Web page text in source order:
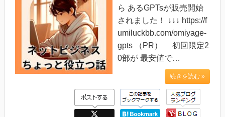
ら あるGPTsが販売開始
されました！ ↓↓↓ https://f
umiluckbb.com/omiyage-
gpts （PR） 初回限定2
0部が 最安値で…
続きを読む »